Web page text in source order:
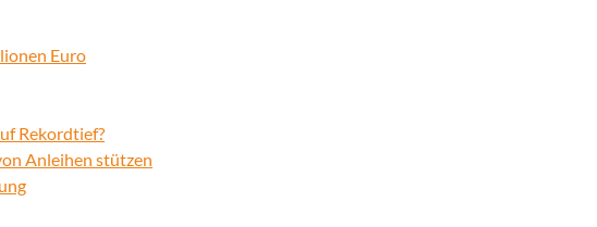
Euro
Rekordtief?
Anleihen stützen